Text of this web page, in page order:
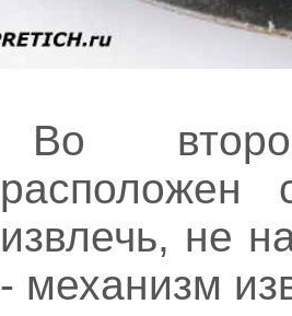
Во
расположен
извлечь, не
- механизм